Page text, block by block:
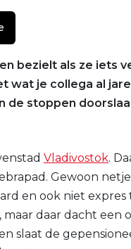
bezielt als ze iets
wat je collega al
stoppen
Vladivostok.
Gewoon
en ook niet
daar dacht een
slaat de